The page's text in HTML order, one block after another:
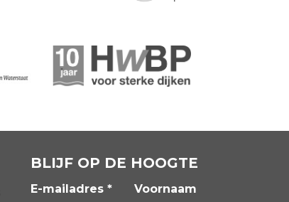
BLIJF OP DE HOOGTE
E-mailadres * Voornaam